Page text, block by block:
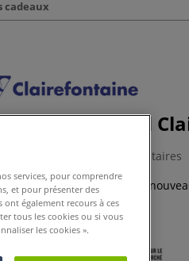
cadeaux
collé Aquapad
11 Commentaires
Aquapad est un tout
moyen fin.
Plus
services, pour comprendre
et pour présenter des
ont également recours à ces
tous les cookies ou si vous
les cookies ».